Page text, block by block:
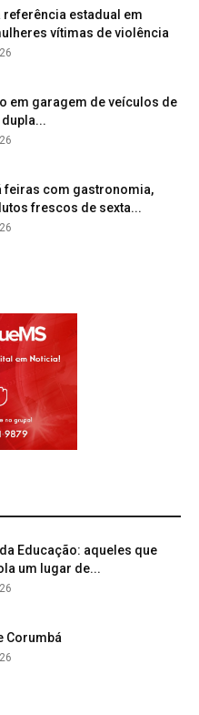
referência estadual em
vítimas de violência
em garagem de veículos de
feiras com gastronomia,
frescos de sexta...
Educação: aqueles que
um lugar de...
Corumbá